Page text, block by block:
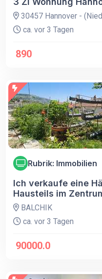
30457 Hannover -
ca. vor 3 Tagen
890
Rubrik: Immobilien
Ich verkaufe eine
Hausteils im
BALCHIK
ca. vor 3 Tagen
90000.0